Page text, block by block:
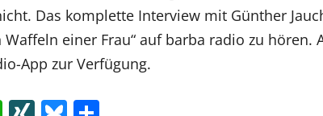
Das komplette Interview mit Günther
Waffeln einer Frau“ auf barba radio zu hören.
App zur Verfügung.